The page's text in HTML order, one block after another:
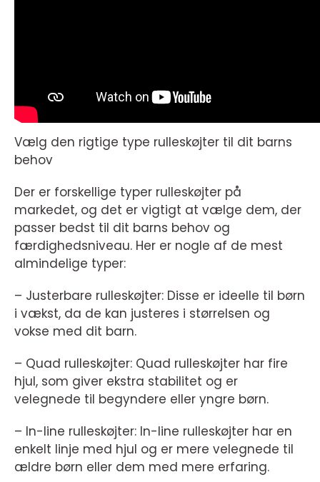
Vælg den rigtige type rulleskøjter til dit barns
behov
Der er forskellige typer rulleskøjter på
markedet, og det er vigtigt at vælge dem, der
passer bedst til dit barns behov og
færdighedsniveau. Her er nogle af de mest
almindelige typer:
– Justerbare rulleskøjter: Disse er ideelle til børn
i vækst, da de kan justeres i størrelsen og
vokse med dit barn.
– Quad rulleskøjter: Quad rulleskøjter har fire
hjul, som giver ekstra stabilitet og er
velegnede til begyndere eller yngre børn.
– In-line rulleskøjter: In-line rulleskøjter har en
enkelt linje med hjul og er mere velegnede til
ældre børn eller dem med mere erfaring.